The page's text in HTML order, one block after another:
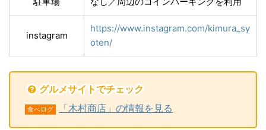
instagram
https://www.instagram.com/kimura_sy
oten/
グルメサイトでチェック
食べログ 「木村商店」の情報を見る